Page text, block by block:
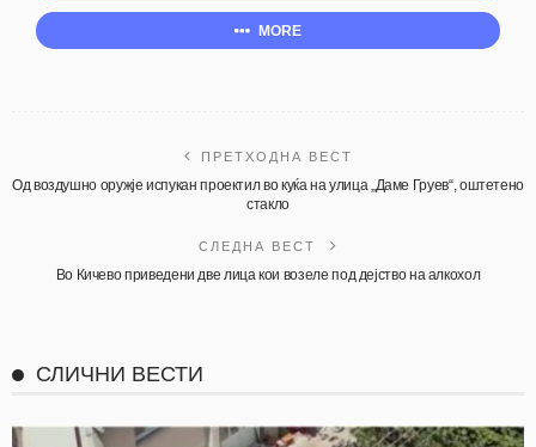
MORE
ПРЕТХОДНА ВЕСТ
Од воздушно оружје испукан проектил во куќа на улица „Даме Груев“, оштетено
стакло
СЛЕДНА ВЕСТ
Во Кичево приведени две лица кои возеле под дејство на алкохол
СЛИЧНИ ВЕСТИ